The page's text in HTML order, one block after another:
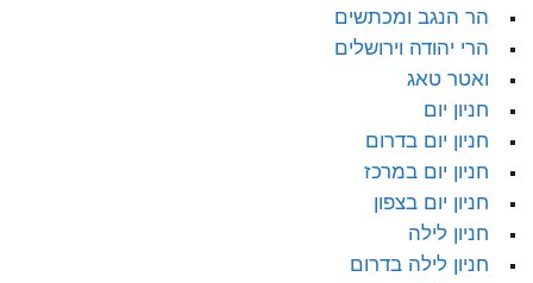
הר הנגב ומכתשים
הרי יהודה וירושלים
ואטר טאג
חניון יום
חניון יום בדרום
חניון יום במרכז
חניון יום בצפון
חניון לילה
חניון לילה בדרום